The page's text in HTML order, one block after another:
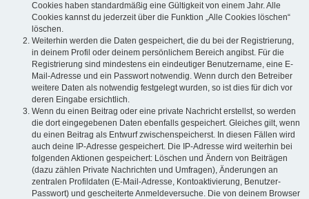
Cookies haben standardmäßig eine Gültigkeit von einem Jahr. Alle
Cookies kannst du jederzeit über die Funktion „Alle Cookies löschen“
löschen.
Weiterhin werden die Daten gespeichert, die du bei der Registrierung,
in deinem Profil oder deinem persönlichem Bereich angibst. Für die
Registrierung sind mindestens ein eindeutiger Benutzername, eine E-
Mail-Adresse und ein Passwort notwendig. Wenn durch den Betreiber
weitere Daten als notwendig festgelegt wurden, so ist dies für dich vor
deren Eingabe ersichtlich.
Wenn du einen Beitrag oder eine private Nachricht erstellst, so werden
die dort eingegebenen Daten ebenfalls gespeichert. Gleiches gilt, wenn
du einen Beitrag als Entwurf zwischenspeicherst. In diesen Fällen wird
auch deine IP-Adresse gespeichert. Die IP-Adresse wird weiterhin bei
folgenden Aktionen gespeichert: Löschen und Ändern von Beiträgen
(dazu zählen Private Nachrichten und Umfragen), Änderungen an
zentralen Profildaten (E-Mail-Adresse, Kontoaktivierung, Benutzer-
Passwort) und gescheiterte Anmeldeversuche. Die von deinem Browser